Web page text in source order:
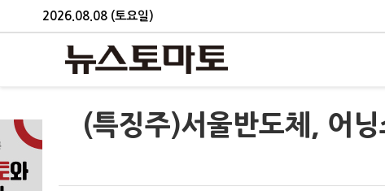
2026.08.08 (토요일)
(특징주)서울반도체, 어